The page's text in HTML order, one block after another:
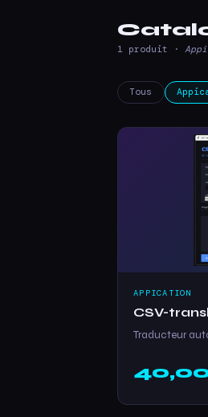
1 produit ·
Tous
APPICATION
CSV-
Traducteur